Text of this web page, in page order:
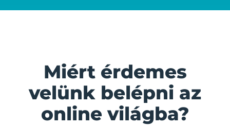
Miért érdemes
velünk belépni az
online világba?